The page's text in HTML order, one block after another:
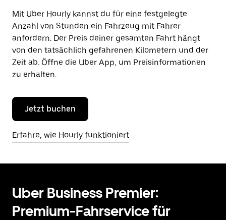
Mit Uber Hourly kannst du für eine festgelegte
Anzahl von Stunden ein Fahrzeug mit Fahrer
anfordern. Der Preis deiner gesamten Fahrt hängt
von den tatsächlich gefahrenen Kilometern und der
Zeit ab. Öffne die Uber App, um Preisinformationen
zu erhalten.
Jetzt buchen
Erfahre, wie Hourly funktioniert
Uber Business Premier:
Premium-Fahrservice für